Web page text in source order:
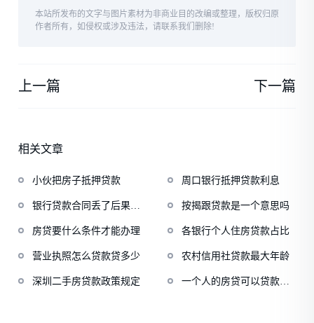
本站所发布的文字与图片素材为非商业目的改编或整理，版权归原
作者所有，如侵权或涉及违法，请联系我们删除!
上一篇 下一篇
相关文章
小伙把房子抵押贷款 周口银行抵押贷款利息
银行贷款合同丢了后果严
按揭跟贷款是一个意思吗
房贷要什么条件才能办理 各银行个人住房贷款占比
营业执照怎么贷款贷多少 农村信用社贷款最大年龄
深圳二手房贷款政策规定
一个人的房贷可以贷款多